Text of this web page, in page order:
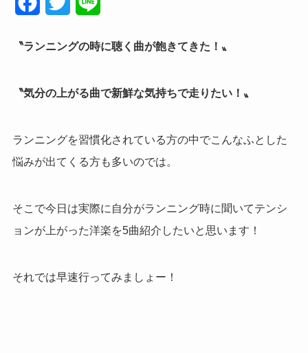
c
b
i
t
n
〝ランニングの時に聴く曲が飽きてきた！〟
〝気分の上がる曲で新鮮な気持ちで走りたい！〟
ランニングを習慣化されている方の中でこんなふとした
悩みが出てくる方も多いのでは。
そこで今日は実際に自分がランニング時に聞いてテンシ
ョンが上がった洋楽を5曲紹介したいと思います！
それでは早速行ってみましょー！